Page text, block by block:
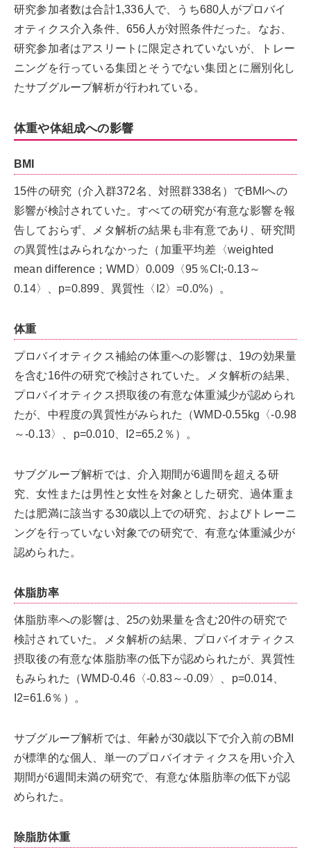
研究参加者数は合計1,336人で、うち680人がプロバイ
オティクス介入条件、656人が対照条件だった。なお、
研究参加者はアスリートに限定されていないが、トレー
ニングを行っている集団とそうでない集団とに層別化し
たサブグループ解析が行われている。
体重や体組成への影響
BMI
15件の研究（介入群372名、対照群338名）でBMIへの
影響が検討されていた。すべての研究が有意な影響を報
告しておらず、メタ解析の結果も非有意であり、研究間
の異質性はみられなかった（加重平均差〈weighted
mean difference；WMD〉0.009〈95％CI;-0.13～
0.14〉、p=0.899、異質性〈I2〉=0.0%）。
体重
プロバイオティクス補給の体重への影響は、19の効果量
を含む16件の研究で検討されていた。メタ解析の結果、
プロバイオティクス摂取後の有意な体重減少が認められ
たが、中程度の異質性がみられた（WMD-0.55kg〈-0.98
～-0.13〉、p=0.010、I2=65.2％）。
サブグループ解析では、介入期間が6週間を超える研
究、女性または男性と女性を対象とした研究、過体重ま
たは肥満に該当する30歳以上での研究、およびトレーニ
ングを行っていない対象での研究で、有意な体重減少が
認められた。
体脂肪率
体脂肪率への影響は、25の効果量を含む20件の研究で
検討されていた。メタ解析の結果、プロバイオティクス
摂取後の有意な体脂肪率の低下が認められたが、異質性
もみられた（WMD-0.46〈-0.83～-0.09〉、p=0.014、
I2=61.6％）。
サブグループ解析では、年齢が30歳以下で介入前のBMI
が標準的な個人、単一のプロバイオティクスを用い介入
期間が6週間未満の研究で、有意な体脂肪率の低下が認
められた。
除脂肪体重